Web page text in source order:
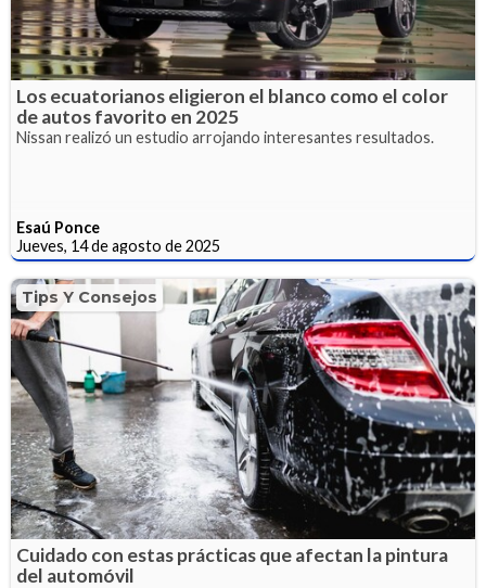
Los ecuatorianos eligieron el blanco como el color
de autos favorito en 2025
Nissan realizó un estudio arrojando interesantes resultados.
Esaú Ponce
Jueves, 14 de agosto de 2025
Tips Y Consejos
Cuidado con estas prácticas que afectan la pintura
del automóvil